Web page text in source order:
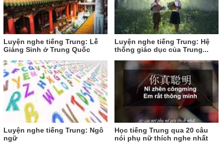
Luyện nghe tiếng Trung: Lễ
Giáng Sinh ở Trung Quốc
Luyện nghe tiếng Trung: Hệ
thống giáo dục của Trung...
Luyện nghe tiếng Trung: Ngô
ngữ
Học tiếng Trung qua 20 câu
nói phụ nữ thích nghe nhất